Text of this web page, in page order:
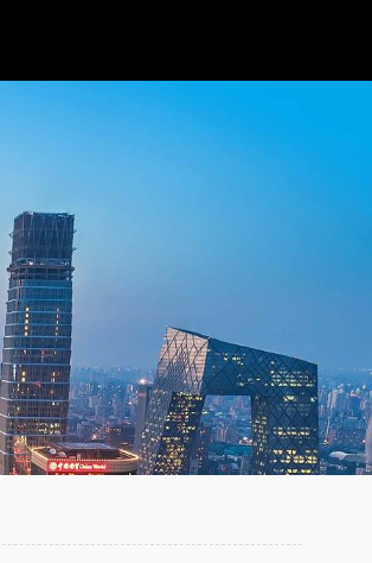
预测世界状态